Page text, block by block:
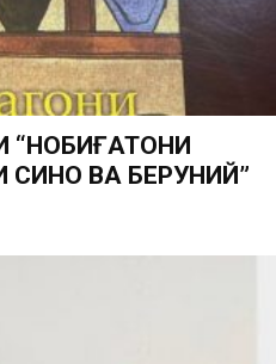
“НОБИҒАТОНИ
ВА БЕРУНИЙ”